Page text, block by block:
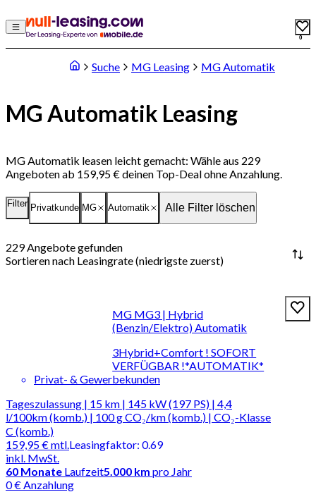
0
Suche MG Leasing MG Automatik
MG Automatik Leasing
MG Automatik leasen leicht gemacht: Wähle aus 229
Angeboten ab 159,95 € deinen Top-Deal ohne Anzahlung.
Filter Privatkunde MG Automatik Alle Filter löschen
229Angebote gefunden
Sortieren nach Leasingrate (niedrigste zuerst)
MG MG3 | Hybrid
(Benzin/Elektro) Automatik
3Hybrid+Comfort ! SOFORT
VERFÜGBAR !*AUTOMATIK*
Privat- & Gewerbekunden
Tageszulassung | 15 km | 145 kW (197 PS) | 4,4
l/100km (komb.) | 100 g CO₂/km (komb.) | CO₂-Klasse
C (komb.)
159,95 €mtl.
inkl. MwSt.
Leasingfaktor: 0.69
60 Monate Laufzeit5.000 km pro Jahr
0 € Anzahlung